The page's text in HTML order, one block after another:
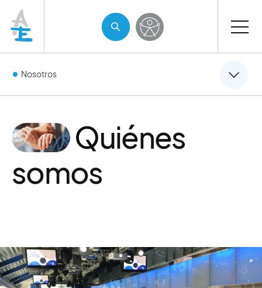
Nosotros
Quiénes
somos